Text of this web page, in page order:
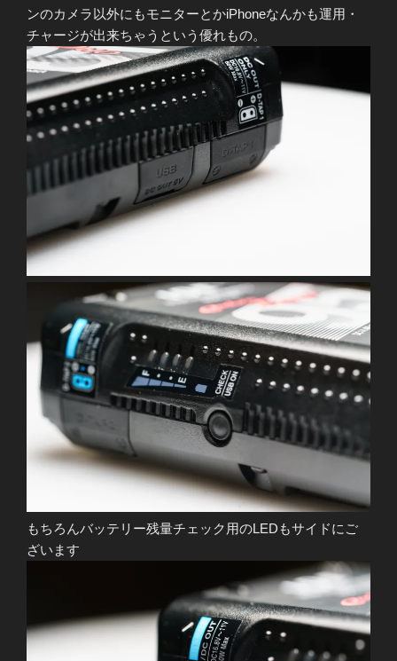
ンのカメラ以外にもモニターとかiPhoneなんかも運用・
チャージが出来ちゃうという優れもの。
もちろんバッテリー残量チェック用のLEDもサイドにご
ざいます